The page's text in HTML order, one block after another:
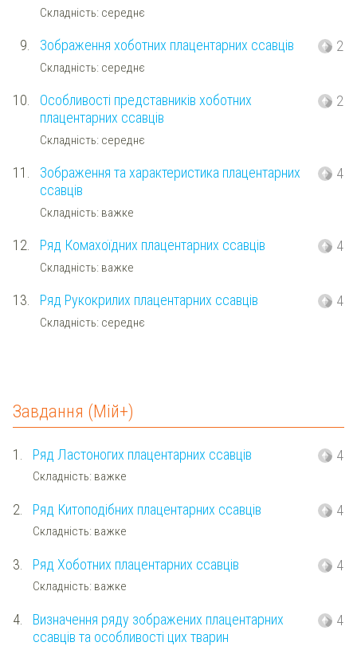
Складність: середнє
9. Зображення хоботних плацентарних ссавців
Складність: середнє
2
10.
Особливості представників хоботних
плацентарних ссавців
Складність: середнє
2
11.
Зображення та характеристика плацентарних
ссавців
Складність: важке
4
12. Ряд Комахоїдних плацентарних ссавців
Складність: важке
4
13. Ряд Рукокрилих плацентарних ссавців
Складність: середнє
4
Завдання (Мій+)
1. Ряд Ластоногих плацентарних ссавців
Складність: важке
4
2. Ряд Китоподібних плацентарних ссавців
Складність: важке
4
3. Ряд Хоботних плацентарних ссавців
Складність: важке
4
4.
Визначення ряду зображених плацентарних
ссавців та особливості цих тварин
4